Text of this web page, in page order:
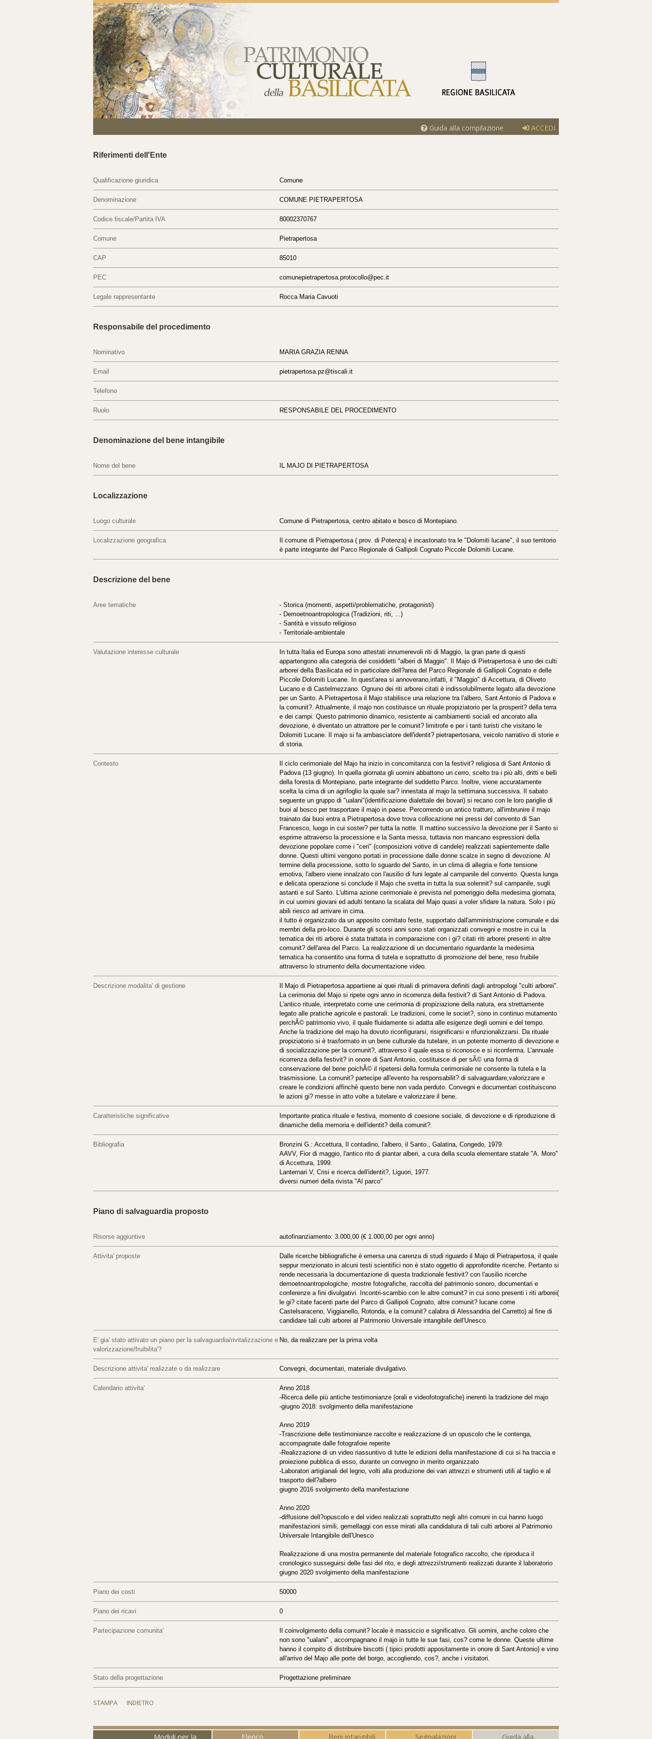
Guida alla compilazione ACCEDI
Riferimenti dell'Ente
Qualificazione giuridica Comune
Denominazione COMUNE PIETRAPERTOSA
Codice fiscale/Partita IVA 80002370767
Comune Pietrapertosa
CAP 85010
PEC comunepietrapertosa.protocollo@pec.it
Legale rappresentante Rocca Maria Cavuoti
Responsabile del procedimento
Nominativo MARIA GRAZIA RENNA
Email pietrapertosa.pz@tiscali.it
Telefono
Ruolo RESPONSABILE DEL PROCEDIMENTO
Denominazione del bene intangibile
Nome del bene IL MAJO DI PIETRAPERTOSA
Localizzazione
Luogo culturale Comune di Pietrapertosa, centro abitato e bosco di Montepiano.
Localizzazione geografica
Il comune di Pietrapertosa ( prov. di Potenza) è incastonato tra le "Dolomiti lucane", il suo territorio
è parte integrante del Parco Regionale di Gallipoli Cognato Piccole Dolomiti Lucane.
Descrizione del bene
Aree tematiche
- Storica (momenti, aspetti/problematiche, protagonisti)
- Demoetnoantropologica (Tradizioni, riti, ...)
- Santità e vissuto religioso
- Territoriale-ambientale
Valutazione interesse culturale
In tutta Italia ed Europa sono attestati innumerevoli riti di Maggio, la gran parte di questi
appartengono alla categoria dei cosiddetti "alberi di Maggio". Il Majo di Pietrapertosa è uno dei culti
arborei della Basilicata ed in particolare dell?area del Parco Regionale di Gallipoli Cognato e delle
Piccole Dolomiti Lucane. In quest'area si annoverano,infatti, il "Maggio" di Accettura, di Oliveto
Lucano e di Castelmezzano. Ognuno dei riti arborei citati è indissolubilmente legato alla devozione
per un Santo. A Pietrapertosa il Majo stabilisce una relazione tra l'albero, Sant Antonio di Padova e
la comunit?. Attualmente, il majo non costituisce un rituale propiziatorio per la prosperit? della terra
e dei campi. Questo patrimonio dinamico, resistente ai cambiamenti sociali ed ancorato alla
devozione, è diventato un attrattore per le comunit? limitrofe e per i tanti turisti che visitano le
Dolomiti Lucane. Il majo si fa ambasciatore dell'identit? pietrapertosana, veicolo narrativo di storie e
di storia.
Contesto
Il ciclo cerimoniale del Majo ha inizio in concomitanza con la festivit? religiosa di Sant Antonio di
Padova (13 giugno). In quella giornata gli uomini abbattono un cerro, scelto tra i più alti, dritti e belli
della foresta di Montepiano, parte integrante del suddetto Parco. Inoltre, viene accuratamente
scelta la cima di un agrifoglio la quale sar? innestata al majo la settimana successiva. Il sabato
seguente un gruppo di "ualani"(identificazione dialettale dei bovari) si recano con le loro pariglie di
buoi al bosco per trasportare il majo in paese. Percorrendo un antico tratturo, all'imbrunire il majo
trainato dai buoi entra a Pietrapertosa dove trova collocazione nei pressi del convento di San
Francesco, luogo in cui soster? per tutta la notte. Il mattino successivo la devozione per il Santo si
esprime attraverso la processione e la Santa messa, tuttavia non mancano espressioni della
devozione popolare come i "ceri" (composizioni votive di candele) realizzati sapientemente dalle
donne. Questi ultimi vengono portati in processione dalle donne scalze in segno di devozione. Al
termine della processione, sotto lo sguardo del Santo, in un clima di allegria e forte tensione
emotiva, l'albero viene innalzato con l'ausilio di funi legate al campanile del convento. Questa lunga
e delicata operazione si conclude il Majo che svetta in tutta la sua solennit? sul campanile, sugli
astanti e sul Santo. L'ultima azione cerimoniale è prevista nel pomeriggio della medesima giornata,
in cui uomini giovani ed adulti tentano la scalata del Majo quasi a voler sfidare la natura. Solo i più
abili riesco ad arrivare in cima.
il tutto è organizzato da un apposito comitato feste, supportato dall'amministrazione comunale e dai
membri della pro-loco. Durante gli scorsi anni sono stati organizzati convegni e mostre in cui la
tematica dei riti arborei è stata trattata in comparazione con i gi? citati riti arborei presenti in altre
comunit? dell'area del Parco. La realizzazione di un documentario riguardante la medesima
tematica ha consentito una forma di tutela e soprattutto di promozione del bene, reso fruibile
attraverso lo strumento della documentazione video.
Descrizione modalita' di gestione
Il Majo di Pietrapertosa appartiene ai quei rituali di primavera definiti dagli antropologi "culti arborei".
La cerimonia del Majo si ripete ogni anno in ricorrenza della festivit? di Sant Antonio di Padova.
L'antico rituale, interpretato come une cerimonia di propiziazione della natura, era strettamente
legato alle pratiche agricole e pastorali. Le tradizioni, come le societ?, sono in continuo mutamento
perchÃ© patrimonio vivo, il quale fluidamente si adatta alle esigenze degli uomini e del tempo.
Anche la tradizione del majo ha dovuto riconfigurarsi, risignificarsi e rifunzionalizzarsi. Da rituale
propiziatorio si è trasformato in un bene culturale da tutelare, in un potente momento di devozione e
di socializzazione per la comunit?, attraverso il quale essa si riconosce e si riconferma. L'annuale
ricorrenza della festivit? in onore di Sant Antonio, costituisce di per sÃ© una forma di
conservazione del bene poichÃ© il ripetersi della formula cerimoniale ne consente la tutela e la
trasmissione. La comunit? partecipe all'evento ha responsabilit? di salvaguardare,valorizzare e
creare le condizioni affinchè questo bene non vada perduto. Convegni e documentari costituiscono
le azioni gi? messe in atto volte a tutelare e valorizzare il bene.
Caratteristiche significative
Importante pratica rituale e festiva, momento di coesione sociale, di devozione e di riproduzione di
dinamiche della memoria e dell'identit? della comunit?.
Bibliografia
Bronzini G.: Accettura, Il contadino, l'albero, il Santo., Galatina, Congedo, 1979.
AAVV, Fior di maggio, l'antico rito di piantar alberi, a cura della scuola elementare statale "A. Moro"
di Accettura, 1999.
Lanternari V, Crisi e ricerca dell'identit?, Liguori, 1977.
diversi numeri della rivista "Al parco"
Piano di salvaguardia proposto
Risorse aggiuntive autofinanziamento: 3.000,00 (€ 1.000,00 per ogni anno)
Attivita' proposte
Dalle ricerche bibliografiche è emersa una carenza di studi riguardo il Majo di Pietrapertosa, il quale
seppur menzionato in alcuni testi scientifici non è stato oggetto di approfondite ricerche. Pertanto si
rende necessaria la documentazione di questa tradizionale festivit? con l'ausilio ricerche
demoetnoantropologiche, mostre fotografiche, raccolta del patrimonio sonoro, documentari e
conferenze a fini divulgativi. Incontri-scambio con le altre comunit? in cui sono presenti i riti arborei(
le gi? citate facenti parte del Parco di Gallipoli Cognato, altre comunit? lucane come
Castelsaraceno, Viggianello, Rotonda, e la comunit? calabra di Alessandria del Carretto) al fine di
candidare tali culti arborei al Patrimonio Universale intangibile dell'Unesco.
E' gia' stato attivato un piano per la salvaguardia/rivitalizzazione e
valorizzazione/fruibilita'?
No, da realizzare per la prima volta
Descrizione attivita' realizzate o da realizzare Convegni, documentari, materiale divulgativo.
Calendario attivita'
Anno 2018
-Ricerca delle più antiche testimonianze (orali e videofotografiche) inerenti la tradizione del majo
-giugno 2018: svolgimento della manifestazione
Anno 2019
-Trascrizione delle testimonianze raccolte e realizzazione di un opuscolo che le contenga,
accompagnate dalle fotografoie reperite
-Realizzazione di un video riassuntivo di tutte le edizioni della manifestazione di cui si ha traccia e
proiezione pubblica di esso, durante un convegno in merito organizzato
-Laboratori artigianali del legno, volti alla produzione dei vari attrezzi e strumenti utili al taglio e al
trasporto dell?albero
giugno 2016 svolgimento della manifestazione
Anno 2020
-diffusione dell?opuscolo e del video realizzati soprattutto negli altri comuni in cui hanno luogo
manifestazioni simili, gemellaggi con esse mirati alla candidatura di tali culti arborei al Patrimonio
Universale Intangibile dell'Unesco
Realizzazione di una mostra permanente del materiale fotografico raccolto, che riproduca il
cronologico susseguirsi delle fasi del rito, e degli attrezzi/strumenti realizzati durante il laboratorio
giugno 2020 svolgimento della manifestazione
Piano dei costi 50000
Piano dei ricavi 0
Partecipazione comunita'
Il coinvolgimento della comunit? locale è massiccio e significativo. Gli uomini, anche coloro che
non sono "ualani" , accompagnano il majo in tutte le sue fasi, cos? come le donne. Queste ultime
hanno il compito di distribuire biscotti ( tipici prodotti appositamente in onore di Sant Antonio) e vino
all'arrivo del Majo alle porte del borgo, accogliendo, cos?, anche i visitatori.
Stato della progettazione Progettazione preliminare
Moduli per la Elenco Beni intangibili Segnalazioni Guida alla